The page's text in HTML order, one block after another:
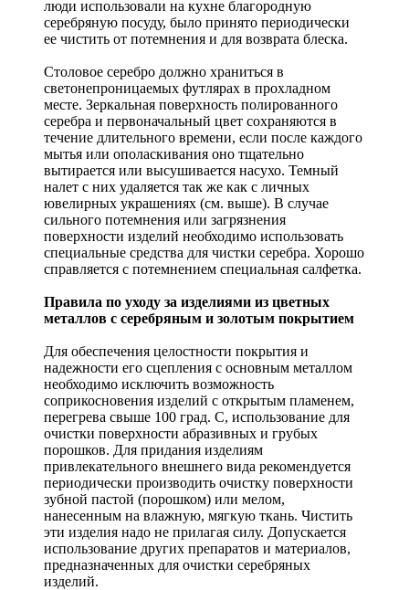
люди использовали на кухне благородную
серебряную посуду, было принято периодически
ее чистить от потемнения и для возврата блеска.
Столовое серебро должно храниться в
светонепроницаемых футлярах в прохладном
месте. Зеркальная поверхность полированного
серебра и первоначальный цвет сохраняются в
течение длительного времени, если после каждого
мытья или ополаскивания оно тщательно
вытирается или высушивается насухо. Темный
налет с них удаляется так же как с личных
ювелирных украшениях (см. выше). В случае
сильного потемнения или загрязнения
поверхности изделий необходимо использовать
специальные средства для чистки серебра. Хорошо
справляется с потемнением специальная салфетка.
Правила по уходу за изделиями из цветных
металлов с серебряным и золотым покрытием
Для обеспечения целостности покрытия и
надежности его сцепления с основным металлом
необходимо исключить возможность
соприкосновения изделий с открытым пламенем,
перегрева свыше 100 град. С, использование для
очистки поверхности абразивных и грубых
порошков. Для придания изделиям
привлекательного внешнего вида рекомендуется
периодически производить очистку поверхности
зубной пастой (порошком) или мелом,
нанесенным на влажную, мягкую ткань. Чистить
эти изделия надо не прилагая силу. Допускается
использование других препаратов и материалов,
предназначенных для очистки серебряных
изделий.